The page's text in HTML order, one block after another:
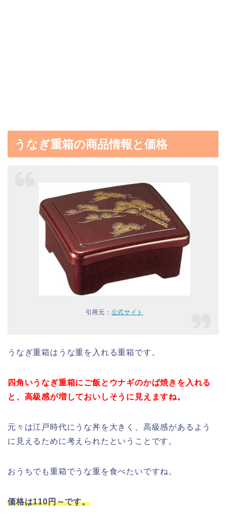
うなぎ重箱の商品情報と価格
引用元： 公式サイト
うなぎ重箱はうな重を入れる重箱です。
四角いうなぎ重箱にご飯とウナギのかば焼きを入れる
と、高級感が増しておいしそうに見えますね。
元々は江戸時代にうな丼を大きく、高級感があるよう
に見えるために考えられたということです。
おうちでも重箱でうな重を食べたいですね。
価格は110円～です。